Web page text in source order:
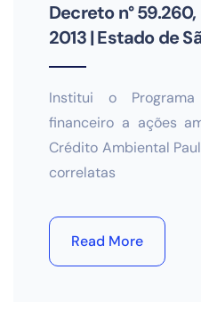
Decreto n°
2013 | Estado de
Institui o
financeiro a ações
Crédito Ambiental
correlatas
Read More